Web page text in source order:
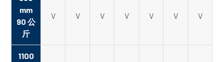
mm
90 公
斤
V V V V V V V
1100